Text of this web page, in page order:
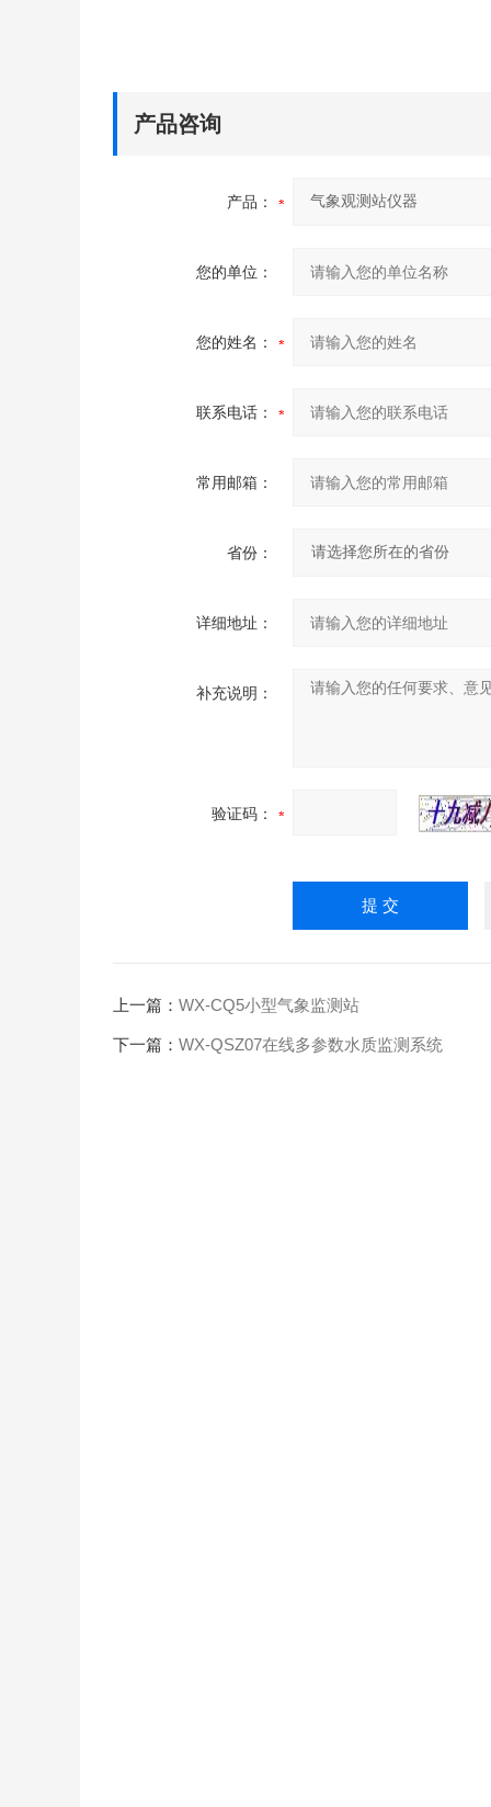
产品咨询
产品：
您的单位：
您的姓名：
联系电话：
常用邮箱：
省份：
详细地址：
补充说明：
验证码：
上一篇： WX-CQ5小型气象监测站
下一篇： WX-QSZ07在线多参数水质监测系统